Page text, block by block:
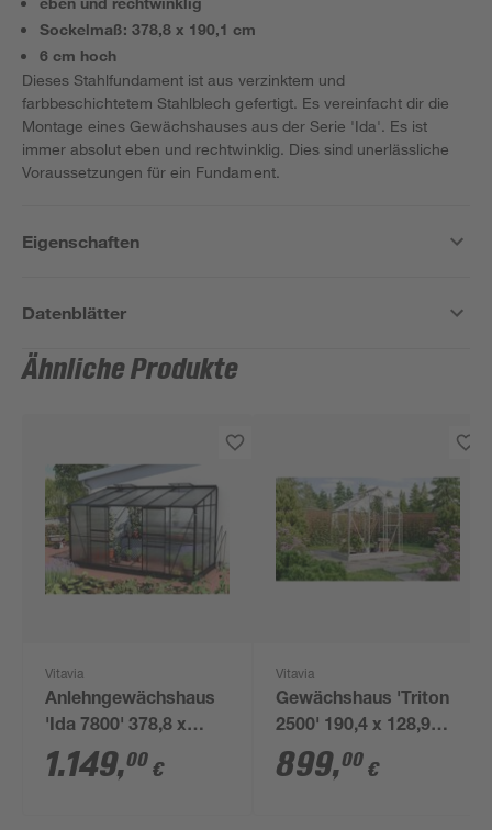
Sockelmaß: 378,8 x 190,1 cm
6 cm hoch
Dieses Stahlfundament ist aus verzinktem und
farbbeschichtetem Stahlblech gefertigt. Es vereinfacht dir die
Montage eines Gewächshauses aus der Serie 'Ida'. Es ist
immer absolut eben und rechtwinklig. Dies sind unerlässliche
Voraussetzungen für ein Fundament.
Eigenschaften
Datenblätter
Ähnliche Produkte
Vitavia
Anlehngewächshaus
'Ida 7800' 378,8 x
190,1 cm mit 4 mm
Hohlkammerplatten
1.149,00 €
Vitavia
Gewächshaus 'Triton
2500' 190,4 x 128,9
cm mit 3 mm
Sicherheitsglas
899,00 €